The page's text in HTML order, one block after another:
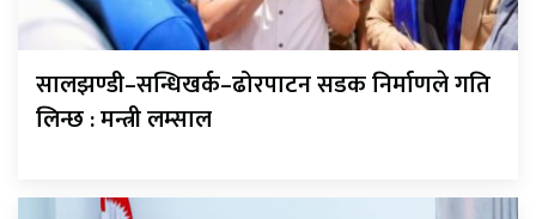
सालझण्डी–सन्धिखर्क–ढोरपाटन सडक निर्माणले गति
लिन्छ : मन्त्री लम्साल